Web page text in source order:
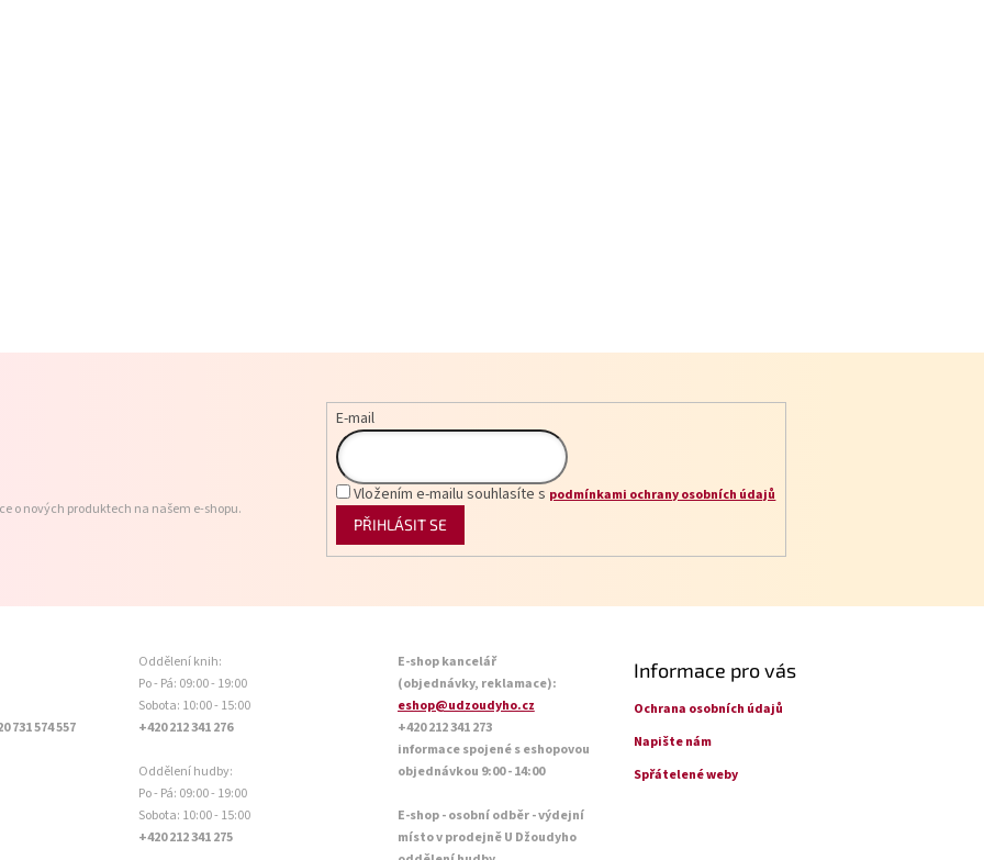
o nových produktech na našem e-shopu.
E-mail
Vložením e-mailu souhlasíte s podmínkami ochrany osobních údajů
PŘIHLÁSIT SE
731 574 557
Oddělení knih:
Po - Pá: 09:00 - 19:00
Sobota: 10:00 - 15:00
+420 212 341 276
Oddělení hudby:
Po - Pá: 09:00 - 19:00
Sobota: 10:00 - 15:00
+420 212 341 275
E-shop kancelář
(objednávky, reklamace):
eshop@udzoudyho.cz
+420 212 341 273
informace spojené s eshopovou
objednávkou 9:00 - 14:00
E-shop - osobní odběr - výdejní
místo v prodejně U Džoudyho
Informace pro vás
Ochrana osobních údajů
Napište nám
Spřátelené weby